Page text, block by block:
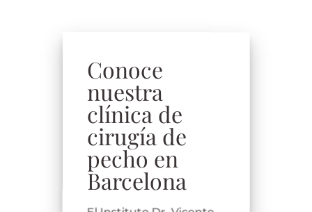
Conoce
nuestra
clínica de
cirugía de
pecho en
Barcelona